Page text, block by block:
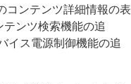
ンテンツ詳細情報の表
ンツ検索機能の追
イス電源制御機能の追